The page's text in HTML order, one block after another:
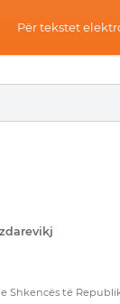
Për tekstet
të